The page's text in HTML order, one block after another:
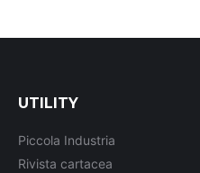
UTILITY
Piccola Industria
Rivista cartacea